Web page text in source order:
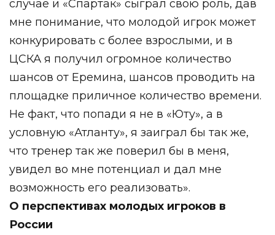
случае и «Спартак» сыграл свою роль, дав
мне понимание, что молодой игрок может
конкурировать с более взрослыми, и в
ЦСКА я получил огромное количество
шансов от Еремина, шансов проводить на
площадке приличное количество времени.
Не факт, что попади я не в «Юту», а в
условную «Атланту», я заиграл бы так же,
что тренер так же поверил бы в меня,
увидел во мне потенциал и дал мне
возможность его реализовать».
О перспективах молодых игроков в
России